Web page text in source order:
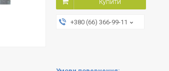
+380 (66) 366-99-11